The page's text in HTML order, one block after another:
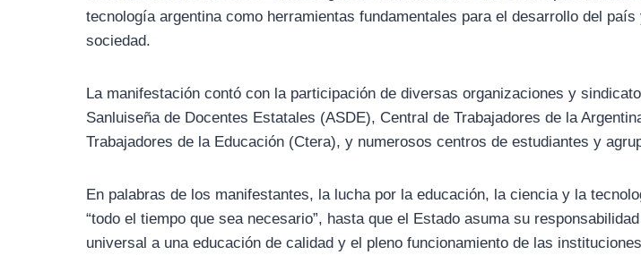
tecnología argentina como herramientas fundamentales para el desarrollo del
sociedad.
La manifestación contó con la participación de diversas organizaciones y
Sanluiseña de Docentes Estatales (ASDE), Central de Trabajadores de la
Trabajadores de la Educación (Ctera), y numerosos centros de estudiantes y
En palabras de los manifestantes, la lucha por la educación, la ciencia y la
“todo el tiempo que sea necesario”, hasta que el Estado asuma su
universal a una educación de calidad y el pleno funcionamiento de las